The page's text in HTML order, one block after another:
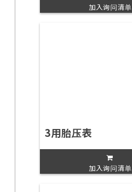
加入询问清单
3用胎压表
加入询问清单